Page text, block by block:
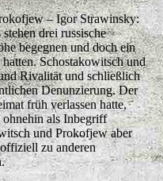
– Igor Strawinsky:
drei russische
begegnen und doch ein
Schostakowitsch und
Rivalität und schließlich
Denunzierung. Der
früh verlassen hatte,
ohnehin als Inbegriff
und Prokofjew aber
zu anderen